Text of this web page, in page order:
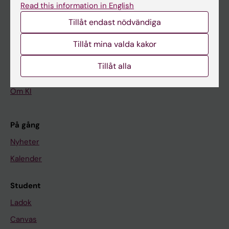
Forskarutbildning
Forskning
Om KI
På gång
Nyheter
Kalender
Student
Ladok
Canvas
Read this information in English
Tillåt endast nödvändiga
Tillåt mina valda kakor
Tillåt alla